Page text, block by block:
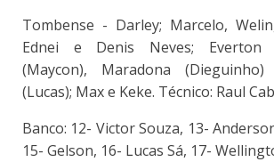
Tombense - Darley; Marcelo,
Ednei e Denis Neves; Everton
(Maycon), Maradona
(Lucas); Max e Keke. Técnico: Raul
Banco: 12- Victor Souza, 13-
15- Gelson, 16- Lucas Sá, 17-